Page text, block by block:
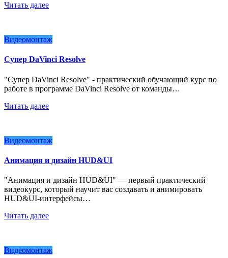
Читать далее
Видеомонтаж
Супер DaVinci Resolve
"Супер DaVinci Resolve" - практический обучающий курс по
работе в программе DaVinci Resolve от команды…
Читать далее
Видеомонтаж
Анимация и дизайн HUD&UI
"Анимация и дизайн HUD&UI" — первый практический
видеокурс, который научит вас создавать и анимировать
HUD&UI-интерфейсы…
Читать далее
Видеомонтаж